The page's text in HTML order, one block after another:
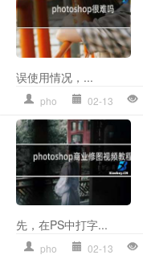
误使用情况，...
pho 02-13
先，在PS中打字...
pho 02-13